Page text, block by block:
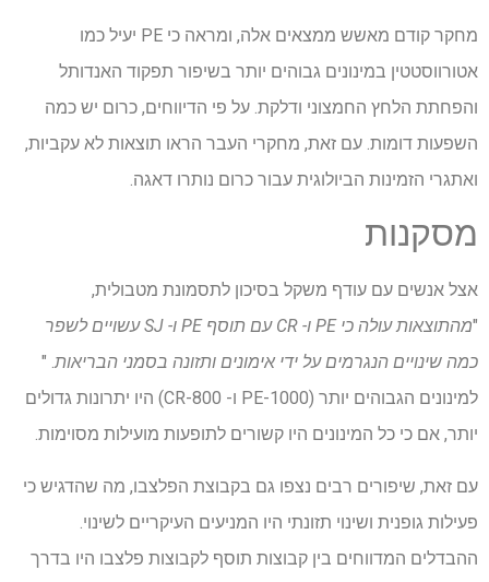
מחקר קודם מאשש ממצאים אלה, ומראה כי PE יעיל כמו
אטורווסטטין במינונים גבוהים יותר בשיפור תפקוד האנדותל
והפחתת הלחץ החמצוני ודלקת. על פי הדיווחים, כרום יש כמה
השפעות דומות. עם זאת, מחקרי העבר הראו תוצאות לא עקביות,
ואתגרי הזמינות הביולוגית עבור כרום נותרו דאגה.
מסקנות
אצל אנשים עם עודף משקל בסיכון לתסמונת מטבולית,
"
מהתוצאות עולה כי PE ו- CR עם תוסף PE ו- SJ עשויים לשפר
כמה שינויים הנגרמים על ידי אימונים ותזונה בסמני הבריאות. "
למינונים הגבוהים יותר (PE-1000 ו- CR-800) היו יתרונות גדולים
יותר, אם כי כל המינונים היו קשורים לתופעות מועילות מסוימות.
עם זאת, שיפורים רבים נצפו גם בקבוצת הפלצבו, מה שהדגיש כי
פעילות גופנית ושינוי תזונתי היו המניעים העיקריים לשינוי.
ההבדלים המדווחים בין קבוצות תוסף לקבוצות פלצבו היו בדרך